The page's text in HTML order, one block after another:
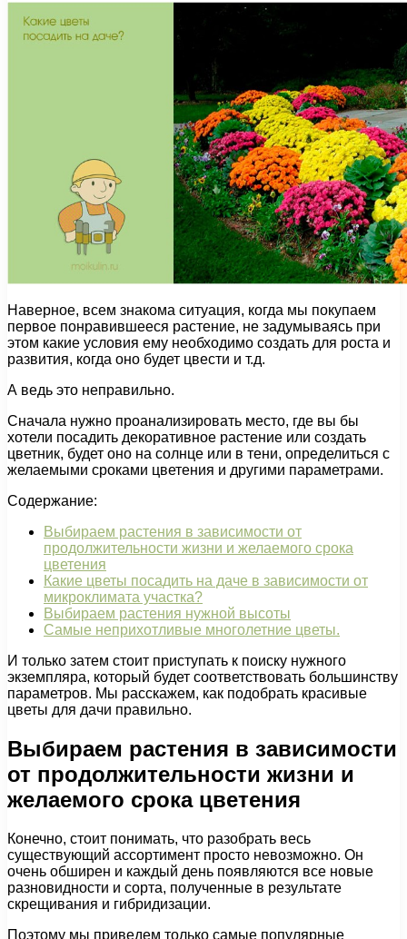
Наверное, всем знакома ситуация, когда мы покупаем
первое понравившееся растение, не задумываясь при
этом какие условия ему необходимо создать для роста и
развития, когда оно будет цвести и т.д.
А ведь это неправильно.
Сначала нужно проанализировать место, где вы бы
хотели посадить декоративное растение или создать
цветник, будет оно на солнце или в тени, определиться с
желаемыми сроками цветения и другими параметрами.
Содержание:
Выбираем растения в зависимости от
продолжительности жизни и желаемого срока
цветения
Какие цветы посадить на даче в зависимости от
микроклимата участка?
Выбираем растения нужной высоты
Самые неприхотливые многолетние цветы.
И только затем стоит приступать к поиску нужного
экземпляра, который будет соответствовать большинству
параметров. Мы расскажем, как подобрать красивые
цветы для дачи правильно.
Выбираем растения в зависимости
от продолжительности жизни и
желаемого срока цветения
Конечно, стоит понимать, что разобрать весь
существующий ассортимент просто невозможно. Он
очень обширен и каждый день появляются все новые
разновидности и сорта, полученные в результате
скрещивания и гибридизации.
Поэтому мы приведем только самые популярные